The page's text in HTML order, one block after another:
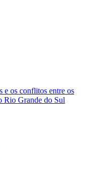
e os conflitos entre os
Rio Grande do Sul